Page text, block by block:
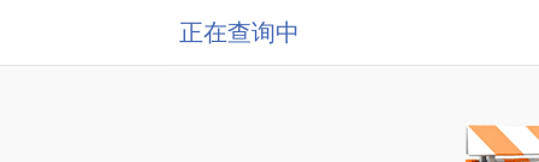
正在查询中